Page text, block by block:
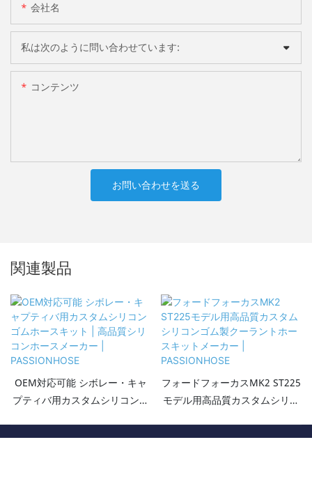
会社名
私は次のように問い合わせています:
コンテンツ
お問い合わせを送る
関連製品
OEM対応可能 シボレー・キャ
プティバ用カスタムシリコンゴ
ンホースメーカー |
フォードフォーカスMK2 ST225
モデル用高品質カスタムシリコ
トメーカー | PASSIONHOSE